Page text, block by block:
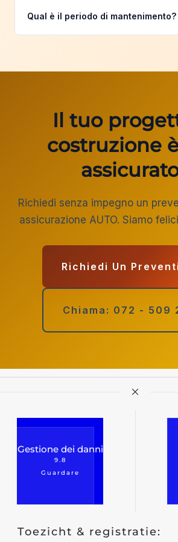
dell'appaltatore principale. Spesso ci
esclusioni elevate. La tua
certezza che il tuo lavoro è sempre
Qual è il periodo di mantenimento?
Il tuo
costruzione
Richiedi senza impegno un
assicurazione AUTO. Siamo
Richiedi Un
Chiama: 072 - 509
Gestione dei danni
9.8
Guardare
Toezicht & registratie: